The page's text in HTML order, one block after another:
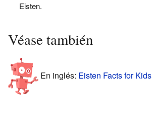
Eisten.
Véase también
En inglés: Eisten Facts for Kids